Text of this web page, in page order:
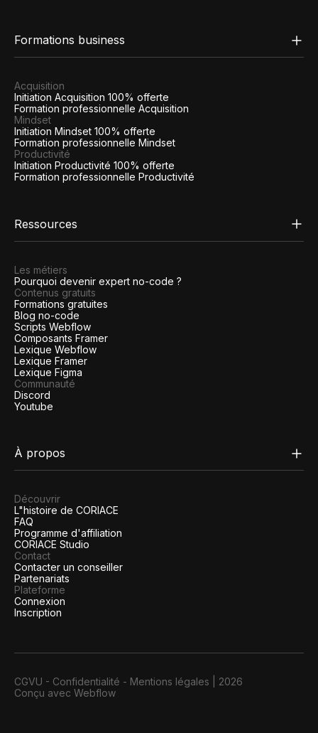
Formations business
Acquisition
Initiation Acquisition 100% offerte
Formation professionnelle Acquisition
Mindset
Initiation Mindset 100% offerte
Formation professionnelle Mindset
Productivité
Initiation Productivité 100% offerte
Formation professionnelle Productivité
Ressources
Les métiers
Pourquoi devenir expert no-code ?
Contenus gratuits
Formations gratuites
Blog no-code
Scripts Webflow
Composants Framer
Lexique Webflow
Lexique Framer
Lexique Figma
Communauté
Discord
Youtube
À propos
Découvrir
L"histoire de CORIACE
FAQ
Programme d'affiliation
CORIACE Studio
Contact
Contacter un conseiller
Partenariats
Plateforme
Connexion
Inscription
CGVU - Confidentialité - Mentions légales
2026
Conçu avec Webflow